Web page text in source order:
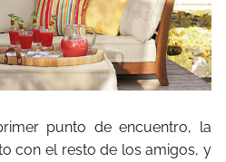
punto de encuentro, la
con el resto de los amigos, y